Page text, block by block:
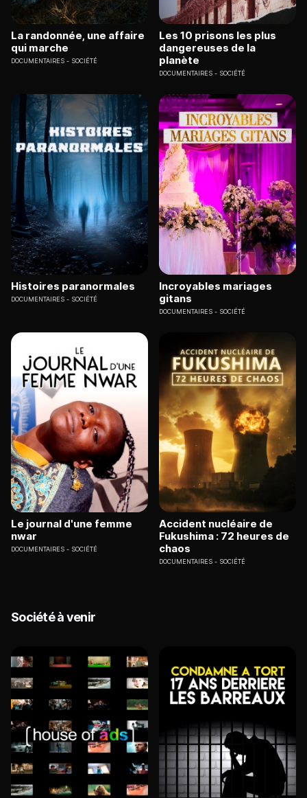
La randonnée, une affaire
qui marche
DOCUMENTAIRES SOCIÉTÉ
Les 10 prisons les plus
dangereuses de la
planète
DOCUMENTAIRES SOCIÉTÉ
Histoires paranormales
DOCUMENTAIRES SOCIÉTÉ
Incroyables mariages
gitans
DOCUMENTAIRES SOCIÉTÉ
Le journal d'une femme
nwar
DOCUMENTAIRES SOCIÉTÉ
Accident nucléaire de
Fukushima : 72 heures de
chaos
DOCUMENTAIRES SOCIÉTÉ
Société à venir